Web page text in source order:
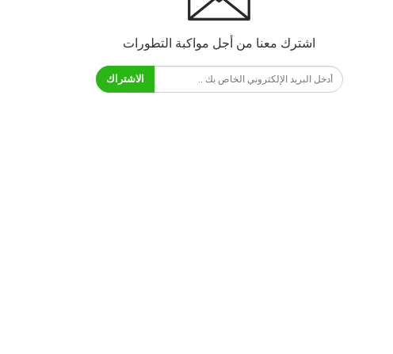
اشترك معنا من أجل مواكبة التطورات
الاشتراك